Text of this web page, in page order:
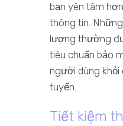
bạn yên tâm
thông tin.
lượng thường
tiêu chuẩn bảo
người dùng
tuyến.
Tiết kiệm